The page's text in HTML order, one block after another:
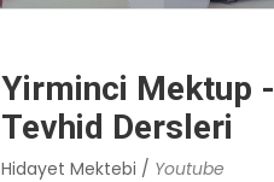
Yirminci Mektup -
Tevhid Dersleri
Hidayet Mektebi / Youtube